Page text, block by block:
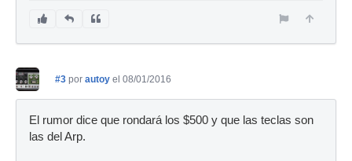
#3 por autoy el 08/01/2016
El rumor dice que rondará los $500 y que las teclas son
las del Arp.